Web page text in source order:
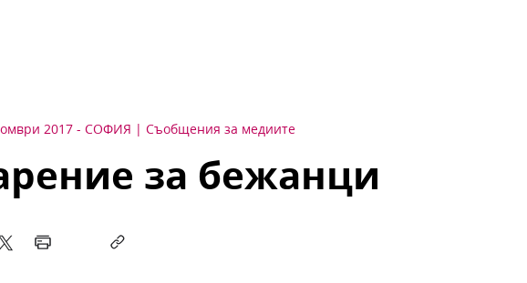
2017 - СОФИЯ Съобщения за медиите
за бежанци